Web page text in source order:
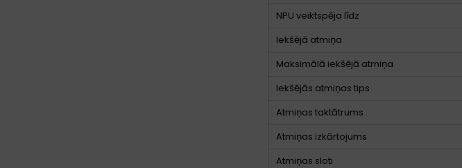
NPU veiktspēja līdz
Iekšējā atmiņa
Maksimālā iekšējā atmiņa
Iekšējās atmiņas tips
Atmiņas taktātrums
Atmiņas izkārtojums
Atmiņas sloti